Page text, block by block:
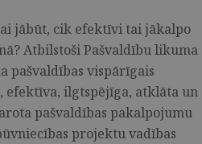
jābūt, cik efektīvi tai jākalpo
Atbilstoši Pašvaldību likuma
pašvaldības vispārīgais
efektīva, ilgtspējīga, atklāta un
pašvaldības pakalpojumu
projektu vadības